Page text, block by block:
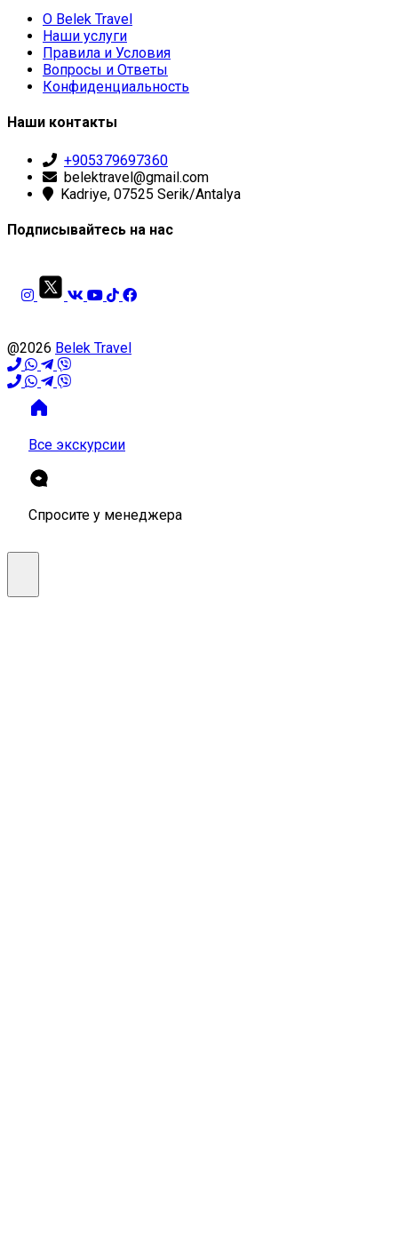
О Belek Travel
Наши услуги
Правила и Условия
Вопросы и Ответы
Конфиденциальность
Наши контакты
+905379697360
belektravel@gmail.com
Kadriye, 07525 Serik/Antalya
Подписывайтесь на нас
@2026 Belek Travel
Все экскурсии
Спросите у менеджера